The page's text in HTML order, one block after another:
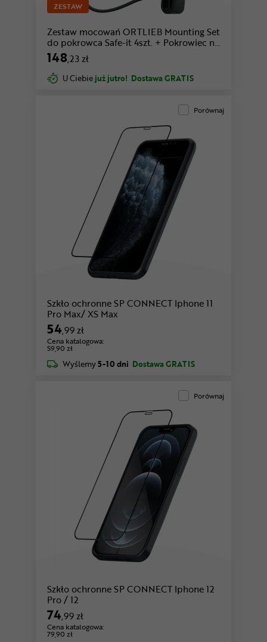
ZESTAW
Zestaw mocowań ORTLIEB Mounting Set
do pokrowca Safe-it 4szt. + Pokrowiec na
telefon ORTLIEB Safe-it
148,23 zł
U Ciebie już jutro! Dostawa GRATIS
Porównaj
Szkło ochronne SP CONNECT Iphone 11
Pro Max/ XS Max
54,99 zł
Cena katalogowa:
59,90 zł
Wyślemy5-10 dni Dostawa GRATIS
Porównaj
Szkło ochronne SP CONNECT Iphone 12
Pro / 12
74,99 zł
Cena katalogowa:
79,90 zł